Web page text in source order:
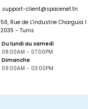
support-client@spacenet.tn
56, Rue de L'industrie Charguia I
2035 - Tunis
Du lundi au samedi
08:00AM - 07:00PM
Dimanche
09:00AM - 03:00PM